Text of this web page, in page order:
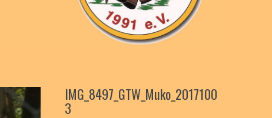
IMG_8497_GTW_Muko_2017100
3